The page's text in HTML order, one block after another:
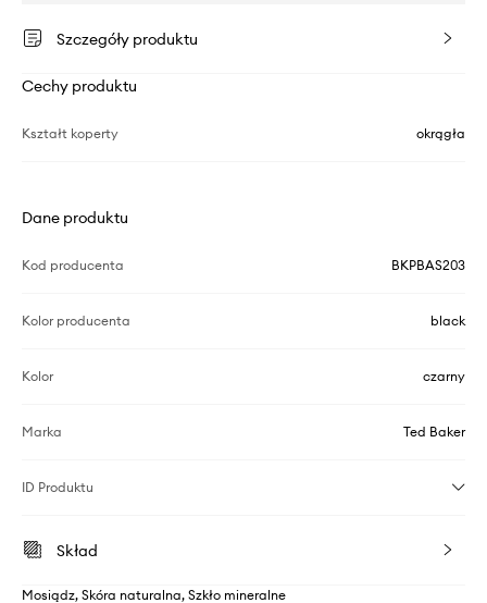
Szczegóły produktu
Cechy produktu
Kształt koperty okrągła
Dane produktu
Kod producenta BKPBAS203
Kolor producenta black
Kolor czarny
Marka Ted Baker
ID Produktu
Skład
Mosiądz, Skóra naturalna, Szkło mineralne